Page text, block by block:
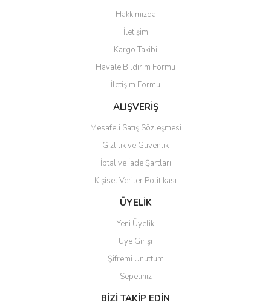
Yorum Yaz
Ürün resmi kalitesiz, bozuk veya görüntülenemiyor.
Ürün açıklamasında eksik bilgiler bulunuyor.
Ürün bilgilerinde hatalar bulunuyor.
Ürün fiyatı diğer sitelerden daha pahalı.
Bu ürüne benzer farklı alternatifler olmalı.
Gönder
Hakkımızda
İletişim
Kargo Takibi
Havale Bildirim Formu
İletişim Formu
ALIŞVERİŞ
Mesafeli Satış Sözleşmesi
Gizlilik ve Güvenlik
İptal ve İade Şartları
Kişisel Veriler Politikası
ÜYELİK
Yeni Üyelik
Üye Girişi
Şifremi Unuttum
Sepetiniz
BİZİ TAKİP EDİN